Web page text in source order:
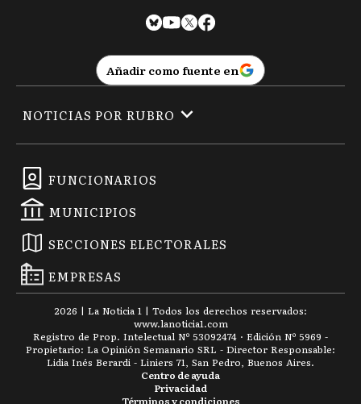
Añadir como fuente en
FUNCIONARIOS
MUNICIPIOS
SECCIONES ELECTORALES
EMPRESAS
NOTICIAS POR RUBRO
2026 | La Noticia 1 | Todos los derechos reservados:
www.lanoticia1.com
Registro de Prop. Intelectual Nº 53092474 · Edición Nº 5969 -
Propietario: La Opinión Semanario SRL - Director Responsable:
Lidia Inés Berardi - Liniers 71, San Pedro, Buenos Aires.
Términos y condiciones
Privacidad
Centro de ayuda